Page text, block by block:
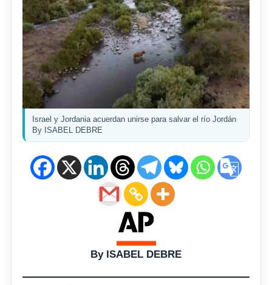
Israel y Jordania acuerdan unirse para salvar el río Jordán
By ISABEL DEBRE
By ISABEL DEBRE